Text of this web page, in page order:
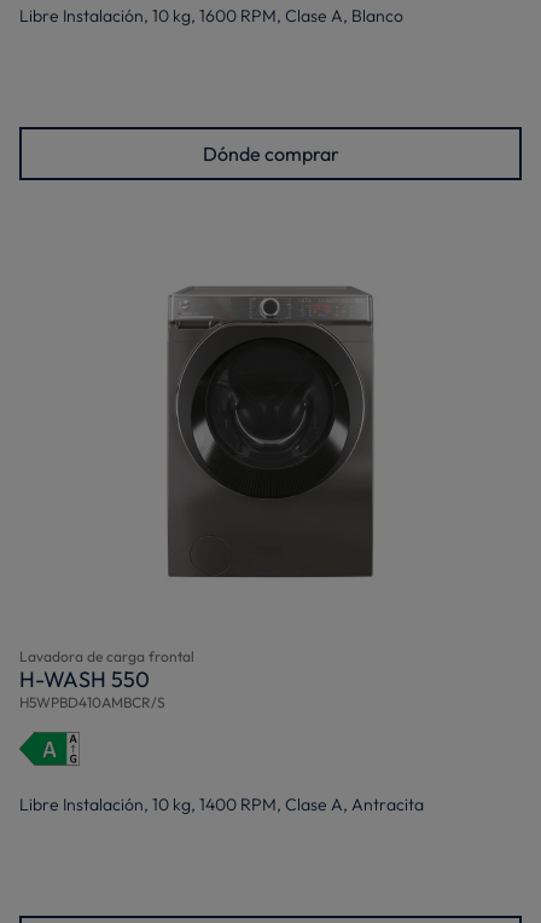
Libre Instalación, 10 kg, 1600 RPM, Clase A, Blanco
Dónde comprar
Lavadora de carga frontal
H-WASH 550
H5WPBD410AMBCR/S
Libre Instalación, 10 kg, 1400 RPM, Clase A, Antracita